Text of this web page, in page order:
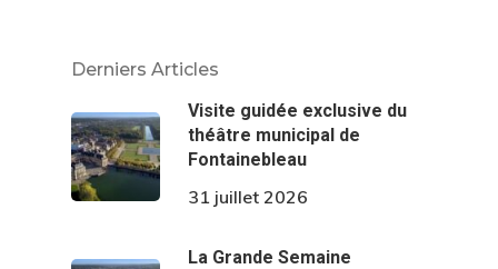
Derniers Articles
Visite guidée exclusive du
théâtre municipal de
Fontainebleau
31 juillet 2026
La Grande Semaine